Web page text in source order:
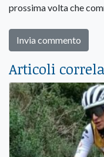
prossima volta che
Articoli